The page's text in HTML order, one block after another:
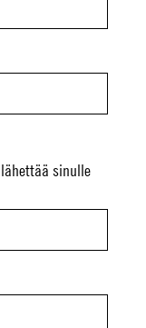
sinulle